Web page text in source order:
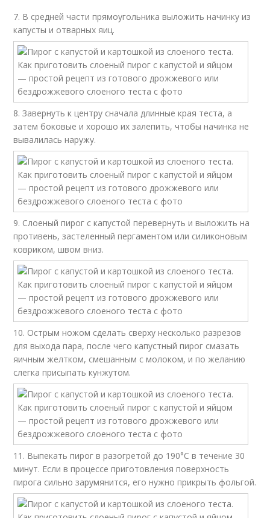
7. В средней части прямоугольника выложить начинку из
капусты и отварных яиц.
8. Завернуть к центру сначала длинные края теста, а
затем боковые и хорошо их залепить, чтобы начинка не
вывалилась наружу.
9. Слоеный пирог с капустой перевернуть и выложить на
противень, застеленный пергаментом или силиконовым
ковриком, швом вниз.
10. Острым ножом сделать сверху несколько разрезов
для выхода пара, после чего капустный пирог смазать
яичным желтком, смешанным с молоком, и по желанию
слегка присыпать кунжутом.
11. Выпекать пирог в разогретой до 190°С в течение 30
минут. Если в процессе приготовления поверхность
пирога сильно зарумянится, его нужно прикрыть фольгой.